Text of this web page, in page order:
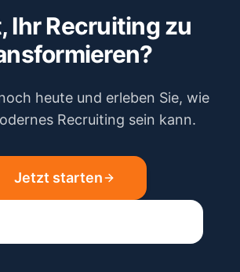
Ihr Recruiting zu
heute und erleben Sie, wie
Recruiting sein kann.
Jetzt starten